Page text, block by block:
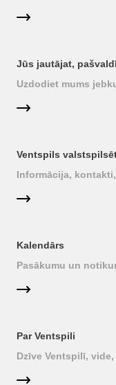
Jūs jautājat,
Uzdodiet mums
Ventspils
Informācija,
Kalendārs
Pasākumu un
Par Ventspili
Dzīve Ventspilī,